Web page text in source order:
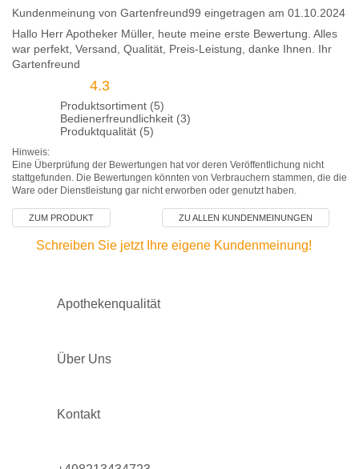
Kundenmeinung von Gartenfreund99 eingetragen am 01.10.2024
Hallo Herr Apotheker Müller, heute meine erste Bewertung. Alles
war perfekt, Versand, Qualität, Preis-Leistung, danke Ihnen. Ihr
Gartenfreund
4.3
Produktsortiment (5)
Bedienerfreundlichkeit (3)
Produktqualität (5)
Hinweis:
Eine Überprüfung der Bewertungen hat vor deren Veröffentlichung nicht
stattgefunden. Die Bewertungen könnten von Verbrauchern stammen, die die
Ware oder Dienstleistung gar nicht erworben oder genutzt haben.
ZUM PRODUKT ZU ALLEN KUNDENMEINUNGEN
Schreiben Sie jetzt Ihre eigene Kundenmeinung!
Apothekenqualität
Über Uns
Kontakt